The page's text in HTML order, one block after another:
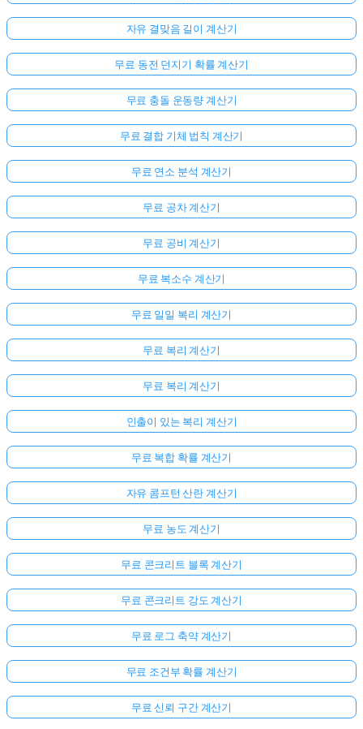
자유 결맞음 길이 계산기
무료 동전 던지기 확률 계산기
무료 충돌 운동량 계산기
무료 결합 기체 법칙 계산기
무료 연소 분석 계산기
무료 공차 계산기
무료 공비 계산기
무료 복소수 계산기
무료 일일 복리 계산기
무료 복리 계산기
무료 복리 계산기
인출이 있는 복리 계산기
무료 복합 확률 계산기
자유 콤프턴 산란 계산기
무료 농도 계산기
무료 콘크리트 블록 계산기
무료 콘크리트 강도 계산기
무료 로그 축약 계산기
무료 조건부 확률 계산기
무료 신뢰 구간 계산기